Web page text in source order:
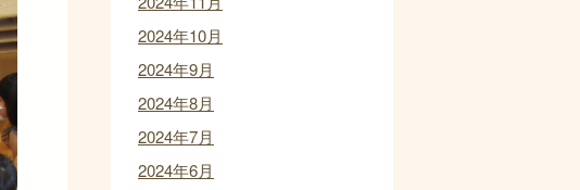
2024年10月
2024年9月
2024年8月
2024年7月
2024年6月